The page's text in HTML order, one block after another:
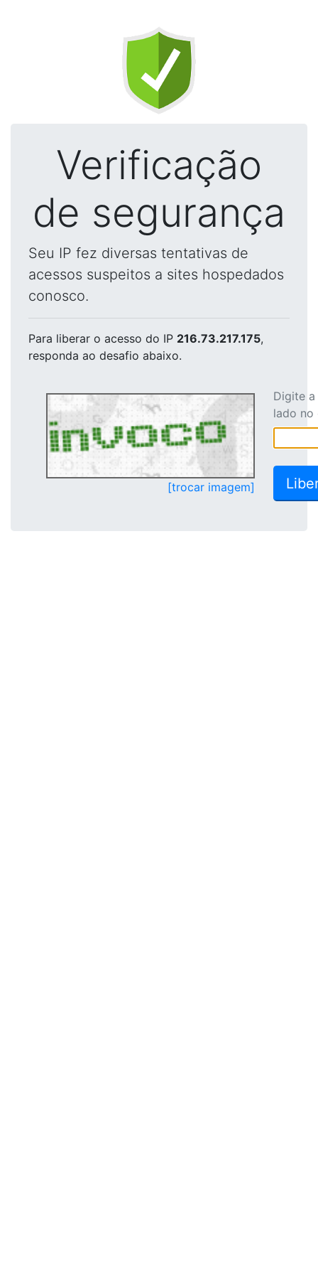
Verificação
de segurança
Seu IP fez diversas tentativas de
acessos suspeitos a sites hospedados
conosco.
Para liberar o acesso do IP 216.73.217.175,
responda ao desafio abaixo.
[trocar imagem]
Digite
lado no